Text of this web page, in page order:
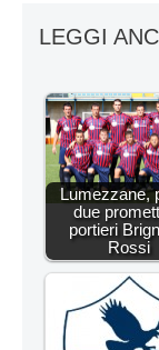
LEGGI
Lumezzane,
due
portieri
Rossi